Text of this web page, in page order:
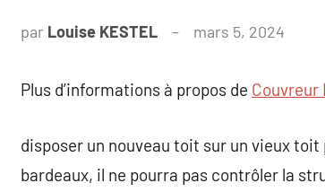
par Louise KESTEL mars 5, 2024
Plus d’informations à propos de Couvreur
disposer un nouveau toit sur un vieux
bardeaux, il ne pourra pas contrôler la